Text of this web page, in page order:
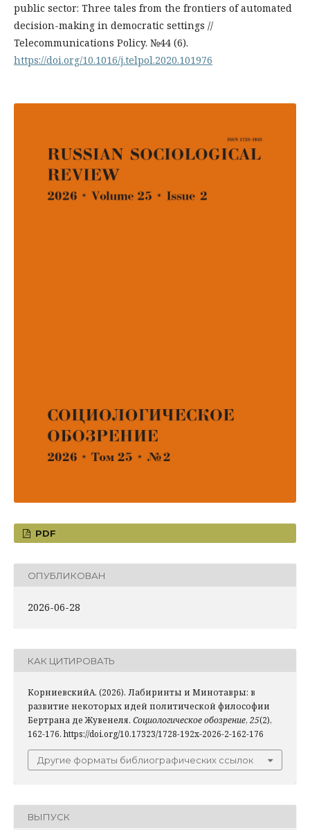
public sector: Three tales from the frontiers of automated
decision-making in democratic settings //
Telecommunications Policy. №44 (6).
https://doi.org/10.1016/j.telpol.2020.101976
PDF
ОПУБЛИКОВАН
2026-06-28
КАК ЦИТИРОВАТЬ
КорниевскийА. (2026). Лабиринты и Минотавры: в
развитие некоторых идей политической философии
Бертрана де Жувенеля. Социологическое обозрение, 25(2),
162-176. https://doi.org/10.17323/1728-192x-2026-2-162-176
Другие форматы библиографических ссылок
ВЫПУСК